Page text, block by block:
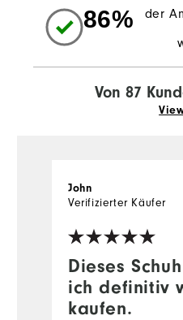
86%
der
Von 87
Dieses
ich definitiv
kaufen.
John
Verifizierter Käufer